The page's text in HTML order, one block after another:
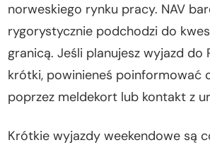
norweskiego rynku pracy. NAV
rygorystycznie podchodzi do
granicą. Jeśli planujesz wyjazd do
krótki, powinieneś poinformować
poprzez meldekort lub kontakt z
Krótkie wyjazdy weekendowe są